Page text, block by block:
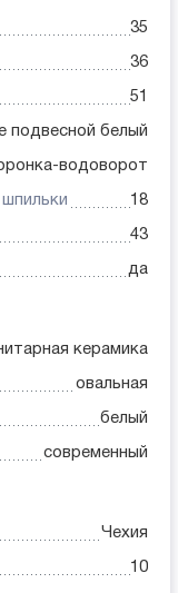
35
36
51
подвесной белый
водоворот
18
43
да
керамика
овальная
белый
современный
Чехия
10